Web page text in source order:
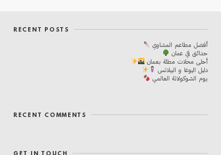
RECENT POSTS
أفضل مطاعم المشاوي
حدائق في عمان
أحلی محلات مطلة بعمان
دليل اليوغا و البيلاتس
يوم الشوكولاتة العالمي
RECENT COMMENTS